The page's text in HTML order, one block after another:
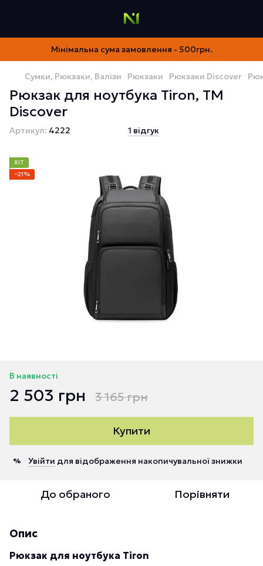
Мінімальна сума замовлення - 500грн.
Сумки, Рюкзаки, Валізи Рюкзаки Рюкзаки Discover
Рюкзак для ноутбука Tiron, ТМ
Discover
Артикул: 4222 1 відгук
ХІТ
−21%
В наявності
2 503 грн 3 165 грн
Купити
% Увійти для відображення накопичувальної знижки
До обраного Порівняти
Опис
Рюкзак для ноутбука Tiron